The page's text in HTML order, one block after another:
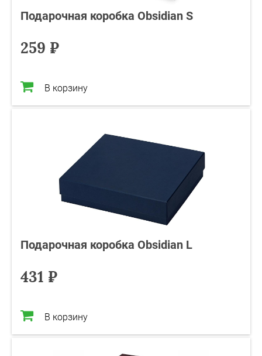
Подарочная коробка Obsidian S
259 ₽
В корзину
Подарочная коробка Obsidian L
431 ₽
В корзину